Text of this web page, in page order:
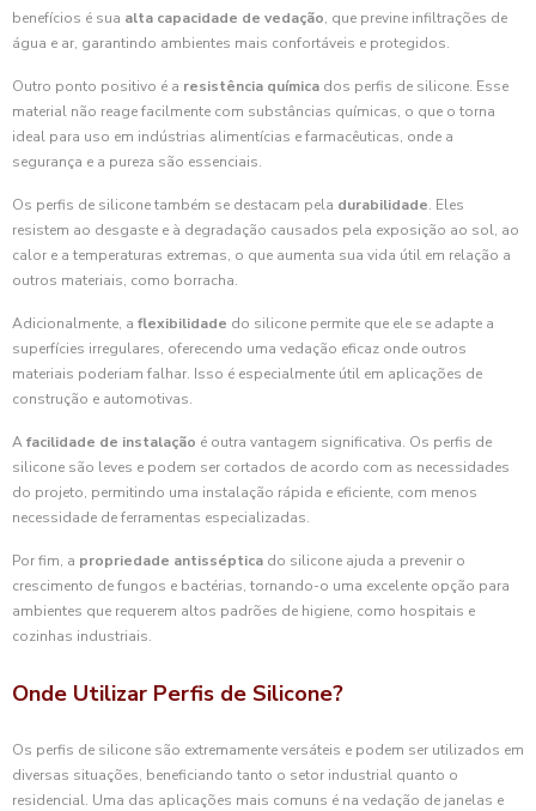
benefícios é sua alta capacidade de vedação, que previne infiltrações de
água e ar, garantindo ambientes mais confortáveis e protegidos.
Outro ponto positivo é a resistência química dos perfis de silicone. Esse
material não reage facilmente com substâncias químicas, o que o torna
ideal para uso em indústrias alimentícias e farmacêuticas, onde a
segurança e a pureza são essenciais.
Os perfis de silicone também se destacam pela durabilidade. Eles
resistem ao desgaste e à degradação causados pela exposição ao sol, ao
calor e a temperaturas extremas, o que aumenta sua vida útil em relação a
outros materiais, como borracha.
Adicionalmente, a flexibilidade do silicone permite que ele se adapte a
superfícies irregulares, oferecendo uma vedação eficaz onde outros
materiais poderiam falhar. Isso é especialmente útil em aplicações de
construção e automotivas.
Afacilidade de instalação é outra vantagem significativa. Os perfis de
silicone são leves e podem ser cortados de acordo com as necessidades
do projeto, permitindo uma instalação rápida e eficiente, com menos
necessidade de ferramentas especializadas.
Por fim, a propriedade antisséptica do silicone ajuda a prevenir o
crescimento de fungos e bactérias, tornando-o uma excelente opção para
ambientes que requerem altos padrões de higiene, como hospitais e
cozinhas industriais.
Onde Utilizar Perfis de Silicone?
Os perfis de silicone são extremamente versáteis e podem ser utilizados em
diversas situações, beneficiando tanto o setor industrial quanto o
residencial. Uma das aplicações mais comuns é na vedação de janelas e